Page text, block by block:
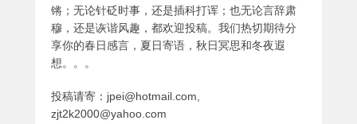
锵；无论针砭时事，还是插科打诨；也无论言辞肃
穆，还是诙谐风趣，都欢迎投稿。我们热切期待分
享你的春日感言，夏日寄语，秋日冥思和冬夜遐
想。。。
投稿请寄：jpei@hotmail.com,
zjt2k2000@yahoo.com